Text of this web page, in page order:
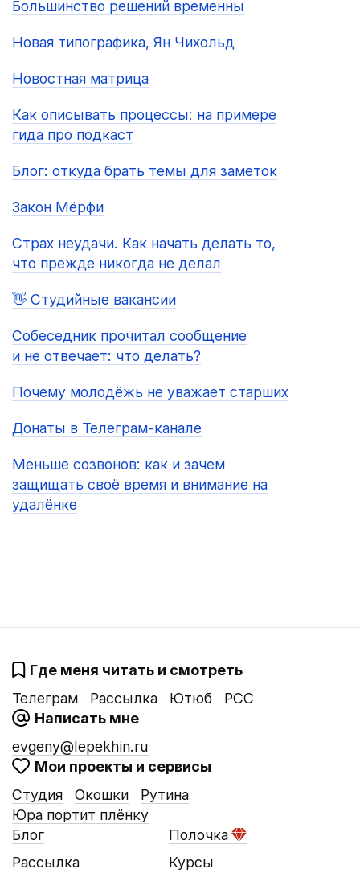
Большинство решений временны
Новая типографика, Ян Чихольд
Новостная матрица
Как описывать процессы: на примере
гида про подкаст
Блог: откуда брать темы для заметок
Закон Мёрфи
Страх неудачи. Как начать делать то,
что прежде никогда не делал
👋 Студийные вакансии
Собеседник прочитал сообщение
и не отвечает: что делать?
Почему молодёжь не уважает старших
Донаты в Телеграм-канале
Меньше созвонов: как и зачем
защищать своё время и внимание на
удалёнке
Где меня читать и смотреть
Телеграм
Рассылка Ютюб
РСС
Написать мне
evgeny@lepekhin.ru
Мои проекты и сервисы
Студия
Окошки
Юра портит плёнку
Рутина
Блог
Рассылка
Полочка
Курсы